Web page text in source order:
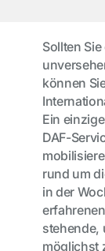
Sollten
können
Ein
DAF-
rund um
in der
stehende,
möglichst